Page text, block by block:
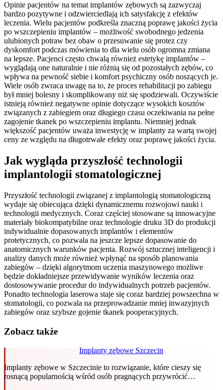
Opinie pacjentów na temat implantów zębowych są zazwyczaj
bardzo pozytywne i odzwierciedlają ich satysfakcję z efektów
leczenia. Wielu pacjentów podkreśla znaczną poprawę jakości życia
po wszczepieniu implantów – możliwość swobodnego jedzenia
ulubionych potraw bez obaw o przesuwanie się protez czy
dyskomfort podczas mówienia to dla wielu osób ogromna zmiana
na lepsze. Pacjenci często chwalą również estetykę implantów –
wyglądają one naturalnie i nie różnią się od pozostałych zębów, co
wpływa na pewność siebie i komfort psychiczny osób noszących je.
Wiele osób zwraca uwagę na to, że proces rehabilitacji po zabiegu
był mniej bolesny i skomplikowany niż się spodziewali. Oczywiście
istnieją również negatywne opinie dotyczące wysokich kosztów
związanych z zabiegiem oraz długiego czasu oczekiwania na pełne
zagojenie tkanek po wszczepieniu implantu. Niemniej jednak
większość pacjentów uważa inwestycję w implanty za wartą swojej
ceny ze względu na długotrwałe efekty oraz poprawę jakości życia.
Jak wygląda przyszłość technologii
implantologii stomatologicznej
Przyszłość technologii związanej z implantologią stomatologiczną
wydaje się obiecująca dzięki dynamicznemu rozwojowi nauki i
technologii medycznych. Coraz częściej stosowane są innowacyjne
materiały biokompatybilne oraz technologie druku 3D do produkcji
indywidualnie dopasowanych implantów i elementów
protetycznych, co pozwala na jeszcze lepsze dopasowanie do
anatomicznych warunków pacjenta. Rozwój sztucznej inteligencji i
analizy danych może również wpłynąć na sposób planowania
zabiegów – dzięki algorytmom uczenia maszynowego możliwe
będzie dokładniejsze przewidywanie wyników leczenia oraz
dostosowywanie procedur do indywidualnych potrzeb pacjentów.
Ponadto technologia laserowa staje się coraz bardziej powszechna w
stomatologii, co pozwala na przeprowadzanie mniej inwazyjnych
zabiegów oraz szybsze gojenie tkanek pooperacyjnych.
Zobacz także
Implanty zębowe Szczecin
Implanty zębowe w Szczecinie to rozwiązanie, które cieszy się
rosnącą popularnością wśród osób pragnących przywrócić…